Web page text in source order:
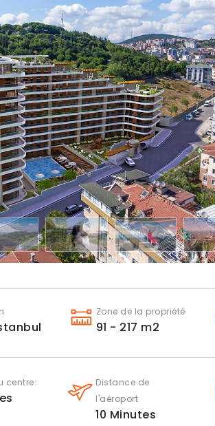
Zone de la propriété
91 - 217 m2
centre:
Distance de
l'aéroport
10 Minutes